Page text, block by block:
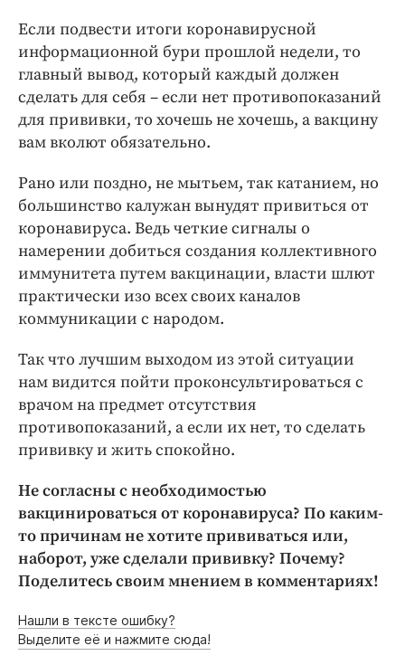
Если подвести итоги коронавирусной
информационной бури прошлой недели, то
главный вывод, который каждый должен
сделать для себя – если нет противопоказаний
для прививки, то хочешь не хочешь, а вакцину
вам вколют обязательно.
Рано или поздно, не мытьем, так катанием, но
большинство калужан вынудят привиться от
коронавируса. Ведь четкие сигналы о
намерении добиться создания коллективного
иммунитета путем вакцинации, власти шлют
практически изо всех своих каналов
коммуникации с народом.
Так что лучшим выходом из этой ситуации
нам видится пойти проконсультироваться с
врачом на предмет отсутствия
противопоказаний, а если их нет, то сделать
прививку и жить спокойно.
Не согласны с необходимостью
вакцинироваться от коронавируса? По каким-
то причинам не хотите прививаться или,
наборот, уже сделали прививку? Почему?
Поделитесь своим мнением в комментариях!
Нашли в тексте ошибку?
Выделите её и нажмите сюда!